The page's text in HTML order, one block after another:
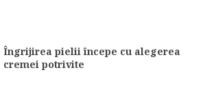
Îngrijirea pielii începe cu alegerea
cremei potrivite